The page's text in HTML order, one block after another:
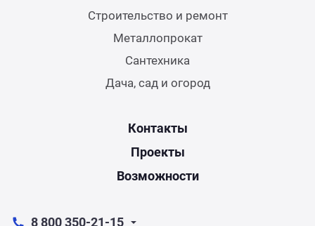
Строительство и ремонт
Металлопрокат
Сантехника
Дача, сад и огород
Контакты
Проекты
Возможности
8 800 350-21-15